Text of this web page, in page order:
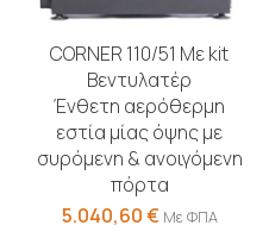
CORNER 110/51 Με kit
Βεντυλατέρ
Ένθετη αερόθερμη
εστία μίας όψης με
συρόμενη & ανοιγόμενη
πόρτα
5.040,60€ Με ΦΠΑ